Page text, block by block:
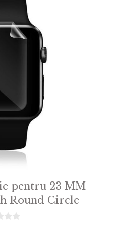
pentru 23 MM
Round Circle